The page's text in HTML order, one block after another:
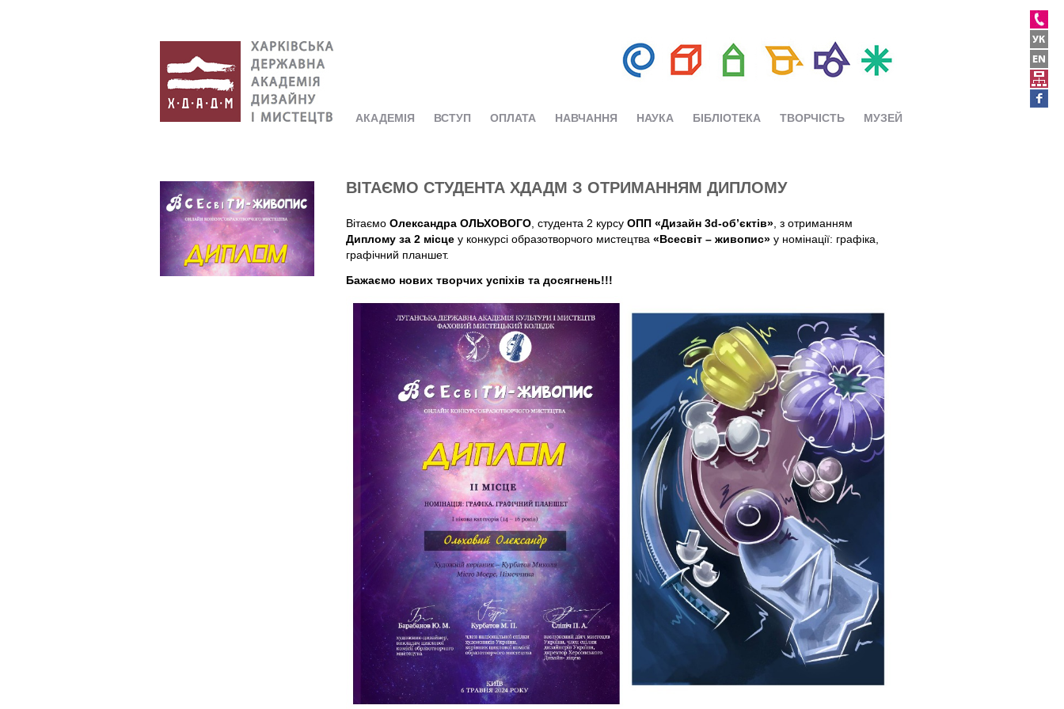
АКАДЕМІЯ ВСТУП ОПЛАТА НАВЧАННЯ НАУКА БІБЛІОТЕКА ТВОРЧІСТЬ МУЗЕЙ
ВІТАЄМО СТУДЕНТА ХДАДМ З ОТРИМАННЯМ ДИПЛОМУ
Вітаємо Олександра ОЛЬХОВОГО , студента 2 курсу ОПП «Дизайн 3d-обʼєктів» , з отриманням
Диплому за 2 місце у конкурсі образотворчого мистецтва «Всесвіт – живопис» у номінації: графіка,
графічний планшет.
Бажаємо нових творчих успіхів та досягнень!!!